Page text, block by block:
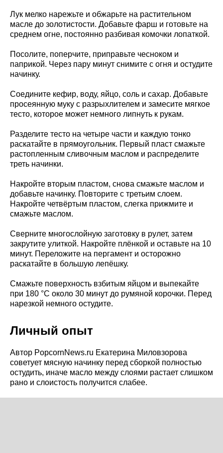
Лук мелко нарежьте и обжарьте на растительном
масле до золотистости. Добавьте фарш и готовьте на
среднем огне, постоянно разбивая комочки лопаткой.
Посолите, поперчите, приправьте чесноком и
паприкой. Через пару минут снимите с огня и остудите
начинку.
Соедините кефир, воду, яйцо, соль и сахар. Добавьте
просеянную муку с разрыхлителем и замесите мягкое
тесто, которое может немного липнуть к рукам.
Разделите тесто на четыре части и каждую тонко
раскатайте в прямоугольник. Первый пласт смажьте
растопленным сливочным маслом и распределите
треть начинки.
Накройте вторым пластом, снова смажьте маслом и
добавьте начинку. Повторите с третьим слоем.
Накройте четвёртым пластом, слегка прижмите и
смажьте маслом.
Сверните многослойную заготовку в рулет, затем
закрутите улиткой. Накройте плёнкой и оставьте на 10
минут. Переложите на пергамент и осторожно
раскатайте в большую лепёшку.
Смажьте поверхность взбитым яйцом и выпекайте
при 180 °C около 30 минут до румяной корочки. Перед
нарезкой немного остудите.
Личный опыт
Автор PopcornNews.ru Екатерина Миловзорова
советует мясную начинку перед сборкой полностью
остудить, иначе масло между слоями растает слишком
рано и слоистость получится слабее.